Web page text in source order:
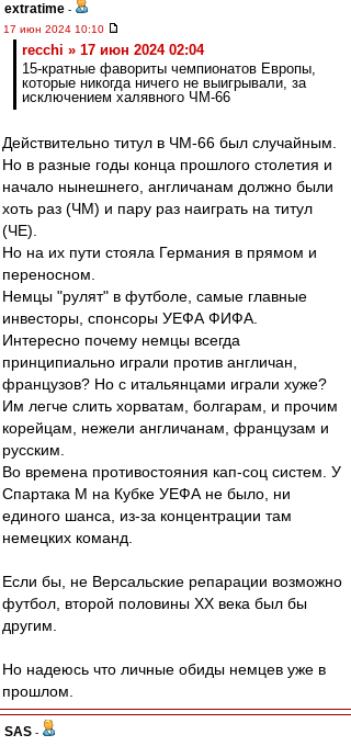
extratime -
17 июн 2024 10:10
recchi » 17 июн 2024 02:04
15-кратные фавориты чемпионатов Европы,
которые никогда ничего не выигрывали, за
исключением халявного ЧМ-66
Действительно титул в ЧМ-66 был случайным.
Но в разные годы конца прошлого столетия и
начало нынешнего, англичанам должно были
хоть раз (ЧМ) и пару раз наиграть на титул
(ЧЕ).
Но на их пути стояла Германия в прямом и
переносном.
Немцы "рулят" в футболе, самые главные
инвесторы, спонсоры УЕФА ФИФА.
Интересно почему немцы всегда
принципиально играли против англичан,
французов? Но с итальянцами играли хуже?
Им легче слить хорватам, болгарам, и прочим
корейцам, нежели англичанам, французам и
русским.
Во времена противостояния кап-соц систем. У
Спартака М на Кубке УЕФА не было, ни
единого шанса, из-за концентрации там
немецких команд.
Если бы, не Версальские репарации возможно
футбол, второй половины ХХ века был бы
другим.
Но надеюсь что личные обиды немцев уже в
прошлом.
SAS -